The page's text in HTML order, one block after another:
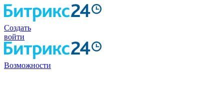
Создать
войти
Возможности